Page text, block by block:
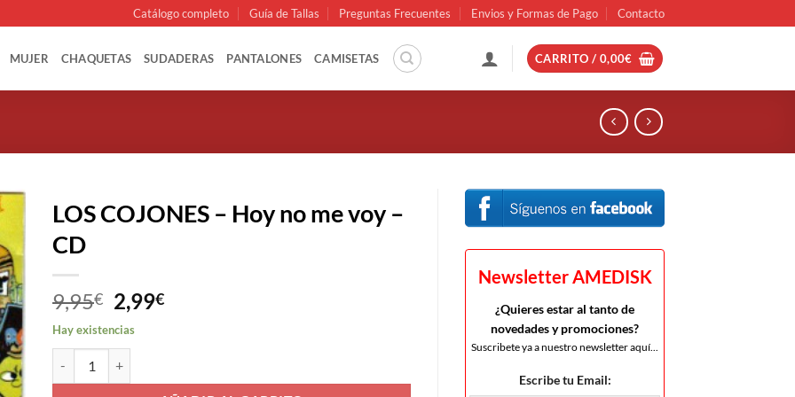
Catálogo completo Guía de Tallas Preguntas Frecuentes Envios y Formas de Pago Contacto
MUJER CHAQUETAS SUDADERAS PANTALONES CAMISETAS CARRITO / 0,00€
LOS COJONES – Hoy no me voy –
CD
9,95€ El
precio
original
era:
9,95€.
2,99€El
2,99€.
Hay existencias
Newsletter AMEDISK
¿Quieres estar al tanto de
novedades y promociones?
Suscribete ya a nuestro newsletter aquí...
Escribe tu Email: